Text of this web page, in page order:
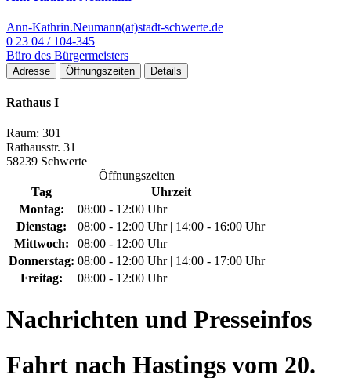
Ann-Kathrin.Neumann(at)stadt-schwerte.de
0 23 04 / 104-345
Büro des Bürgermeisters
Adresse Öffnungszeiten Details
Rathaus I
Raum: 301
Rathausstr. 31
58239 Schwerte
Öffnungszeiten
Tag
Uhrzeit
Montag:
08:00 - 12:00 Uhr
Dienstag:
08:00 - 12:00 Uhr | 14:00 - 16:00 Uhr
Mittwoch:
08:00 - 12:00 Uhr
Donnerstag: 08:00 - 12:00 Uhr | 14:00 - 17:00 Uhr
Freitag:
08:00 - 12:00 Uhr
Nachrichten und Presseinfos
Fahrt nach Hastings vom 20.